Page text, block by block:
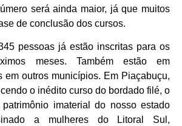
será ainda maior, já que muitos
de conclusão dos cursos.
pessoas já estão inscritas para os
meses. Também estão em
em outros municípios. Em Piaçabuçu,
o inédito curso do bordado filé, o
imaterial do nosso estado
a mulheres do Litoral Sul,